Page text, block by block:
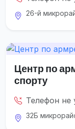
26-й
Центр по
спорту
Телефон не
32Б